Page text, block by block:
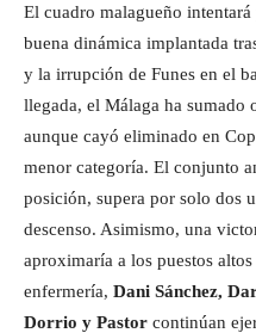
El cuadro malagueño
buena dinámica implantada
y la irrupción de Funes en el
llegada, el Málaga ha sumado
aunque cayó eliminado en
menor categoría. El conjunto
posición, supera por solo dos
descenso. Asimismo, una
aproximaría a los puestos
enfermería, Dani Sánchez,
Dorrio y Pastor continúan